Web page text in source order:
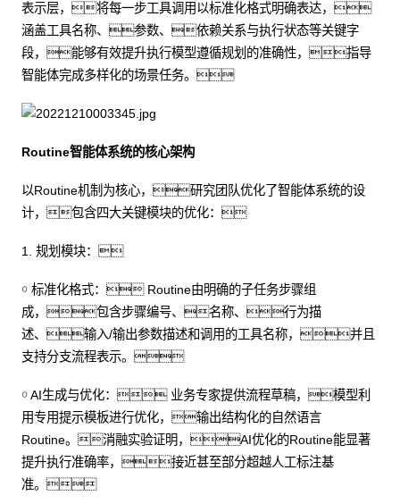
表示层，将每一步工具调用以标准化格式明确表达，
涵盖工具名称、参数、依赖关系与执行状态等关键字
段，能够有效提升执行模型遵循规划的准确性，指导
智能体完成多样化的场景任务。
Routine智能体系统的核心架构
以Routine机制为核心，研究团队优化了智能体系统的设
计，包含四大关键模块的优化：
1. 规划模块：
￮ 标准化格式： Routine由明确的子任务步骤组
成，包含步骤编号、名称、行为描
述、输入/输出参数描述和调用的工具名称，并且
支持分支流程表示。
￮ AI生成与优化： 业务专家提供流程草稿，模型利
用专用提示模板进行优化，输出结构化的自然语言
Routine。消融实验证明，AI优化的Routine能显著
提升执行准确率，接近甚至部分超越人工标注基
准。